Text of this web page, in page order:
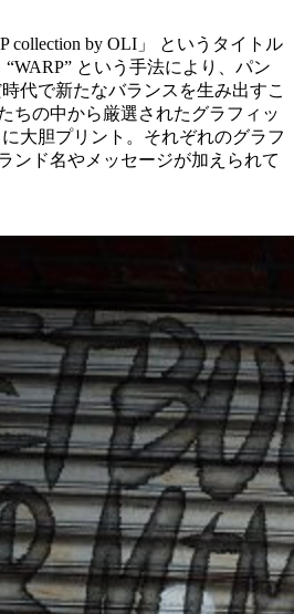
collection by OLI」 というタイトル
という手法により、パン
代で新たなバランスを生み出すこ
ちの中から厳選されたグラフィッ
大胆プリント。それぞれのグラフ
ンド名やメッセージが加えられて